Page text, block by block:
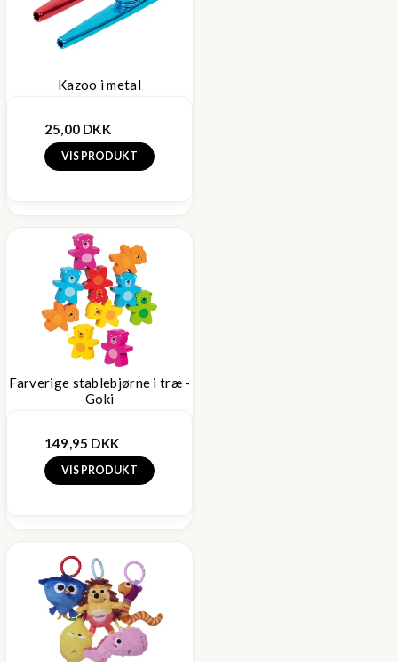
Kazoo i metal
25,00 DKK
VIS PRODUKT
Farverige stablebjørne i træ -
Goki
149,95 DKK
VIS PRODUKT